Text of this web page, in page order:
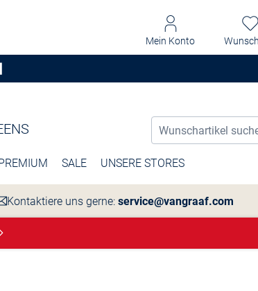
Mein Konto
SALE UNSERE STORES
Kontaktiere uns gerne: service@vangraaf.com